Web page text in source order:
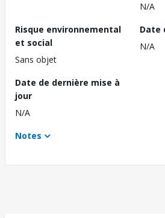
N/A
Risque environnemental
et social
Sans objet
Date
N/A
Date de dernière mise à
jour
N/A
Notes